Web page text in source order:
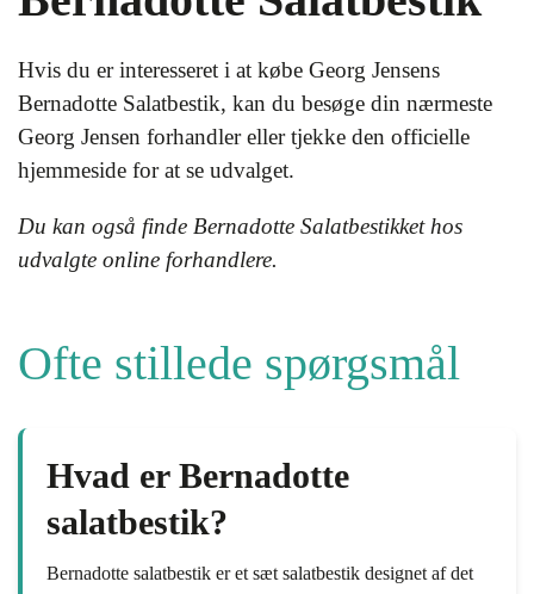
Hvis du er interesseret i at købe Georg Jensens
Bernadotte Salatbestik, kan du besøge din nærmeste
Georg Jensen forhandler eller tjekke den officielle
hjemmeside for at se udvalget.
Du kan også finde Bernadotte Salatbestikket hos
udvalgte online forhandlere.
Ofte stillede spørgsmål
Hvad er Bernadotte
salatbestik?
Bernadotte salatbestik er et sæt salatbestik designet af det